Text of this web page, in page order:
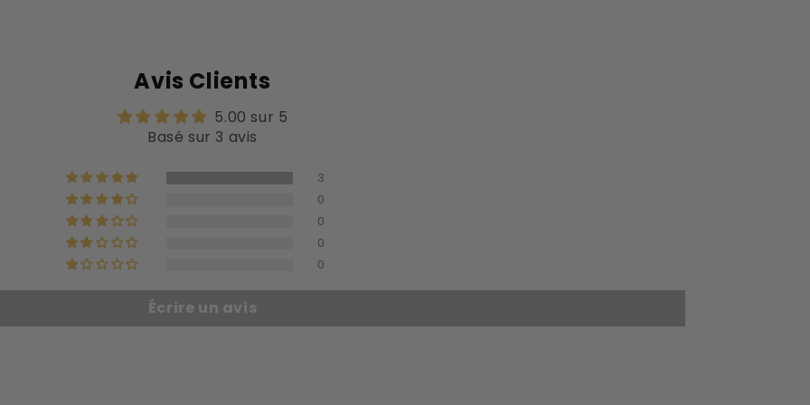
Avis Clients
5.00 sur 5
Basé sur 3 avis
3
0
0
0
0
Écrire un avis